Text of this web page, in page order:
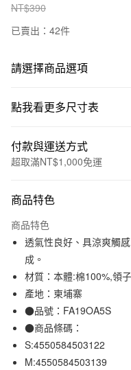
NT$390
已賣出：42件
請選擇商品選項
點我看更多尺寸表
付款與運送方式
超取滿NT$1,000免運
信用卡一次付款
信用卡分期付款
3 期 0 利率 每期
合作金庫商業銀行
華南商業銀行
上海商業儲蓄銀行
臺灣中小企業銀行
匯豐（台灣）商業銀行
聯邦商業銀行
超商取貨付款
LINE Pay
Apple Pay
街口支付
商品特色
商品特色
透氣性良好、具涼爽觸
成。
材質：本體:棉100%,領
產地：柬埔寨
●品號：FA19OA5S
●商品條碼：
S:4550584503122
M:4550584503139